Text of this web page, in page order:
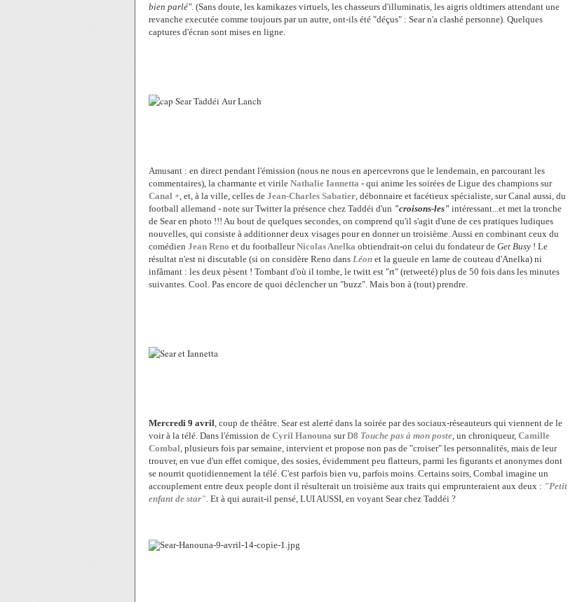
bien parlé". (Sans doute, les kamikazes virtuels, les chasseurs d'illuminatis, les aigris oldtimers attendant une
revanche executée comme toujours par un autre, ont-ils été "déçus" : Sear n'a clashé personne). Quelques
captures d'écran sont mises en ligne.
Amusant : en direct pendant l'émission (nous ne nous en apercevrons que le lendemain, en parcourant les
commentaires), la charmante et virile Nathalie Iannetta - qui anime les soirées de Ligue des champions sur
Canal +, et, à la ville, celles de Jean-Charles Sabatier, débonnaire et facétieux spécialiste, sur Canal aussi, du
football allemand - note sur Twitter la présence chez Taddéi d'un "croisons-les" intéressant...et met la tronche
de Sear en photo !!! Au bout de quelques secondes, on comprend qu'il s'agit d'une de ces pratiques ludiques
nouvelles, qui consiste à additionner deux visages pour en donner un troisième. Aussi en combinant ceux du
comédien Jean Reno et du footballeurNicolas Anelka obtiendrait-on celui du fondateur de Get Busy ! Le
résultat n'est ni discutable (si on considère Reno dans Léon et la gueule en lame de couteau d'Anelka) ni
infâmant : les deux pèsent ! Tombant d'où il tombe, le twitt est "rt" (retweeté) plus de 50 fois dans les minutes
suivantes. Cool. Pas encore de quoi déclencher un "buzz". Mais bon à (tout) prendre.
Mercredi 9 avril, coup de théâtre. Sear est alerté dans la soirée par des sociaux-réseauteurs qui viennent de le
voir à la télé. Dans l'émission de Cyril Hanouna surD8 Touche pas à mon poste, un chroniqueur, Camille
Combal, plusieurs fois par semaine, intervient et propose non pas de "croiser" les personnalités, mais de leur
trouver, en vue d'un effet comique, des sosies, évidemment peu flatteurs, parmi les figurants et anonymes dont
se nourrit quotidiennement la télé. C'est parfois bien vu, parfois moins. Certains soirs, Combal imagine un
accouplement entre deux people dont il résulterait un troisième aux traits qui emprunteraient aux deux : "Petit
enfant de star". Et à qui aurait-il pensé, LUI AUSSI, en voyant Sear chez Taddéi ?